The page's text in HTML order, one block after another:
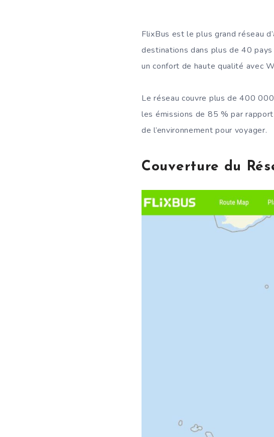
FlixBus est le plus grand réseau
destinations dans plus de 40
un confort de haute qualité avec
Le réseau couvre plus de 400
les émissions de 85 % par
de l’environnement pour voyager.
Couverture du